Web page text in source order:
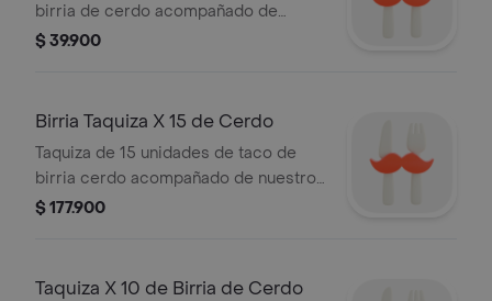
birria de cerdo acompañado de
nuestro tradicional consomé de
$ 39.900
Birria Taquiza X 15 de Cerdo
Taquiza de 15 unidades de taco de
birria cerdo acompañado de nuestro
tradicional consomé de birria.
$ 177.900
Taquiza X 10 de Birria de Cerdo